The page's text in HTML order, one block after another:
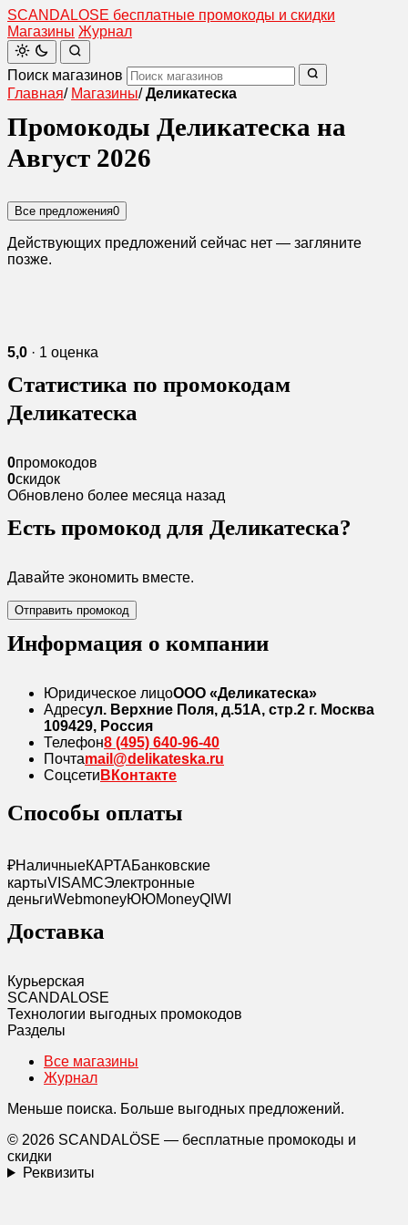
SCANDALOSE бесплатные промокоды и скидки
Магазины Журнал
Поиск магазинов
Главная/ Магазины/ Деликатеска
Промокоды Деликатеска на
Август 2026
Все предложения0
Действующих предложений сейчас нет — загляните
позже.
5,0 · 1 оценка
Статистика по промокодам
Деликатеска
0промокодов
0скидок
Обновлено более месяца назад
Есть промокод для Деликатеска?
Давайте экономить вместе.
Отправить промокод
Информация о компании
Юридическое лицоООО «Деликатеска»
Адресул. Верхние Поля, д.51А, стр.2 г. Москва
109429, Россия
Телефон8 (495) 640-96-40
Почтаmail@delikateska.ru
Соцсети ВКонтакте
Способы оплаты
₽НаличныеКАРТАБанковские
картыVISAMCЭлектронные
деньгиWebmoneyЮЮMoneyQIWI
Доставка
Курьерская
SCANDALOSE
Технологии выгодных промокодов
Разделы
Все магазины
Журнал
Меньше поиска. Больше выгодных предложений.
© 2026 SCANDALÖSE — бесплатные промокоды и
скидки
Реквизиты